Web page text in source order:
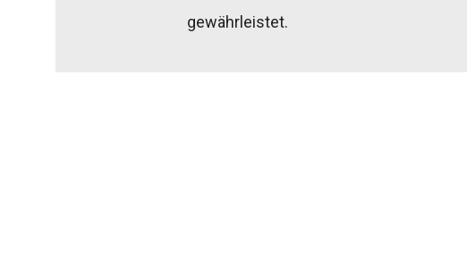
gewährleistet.